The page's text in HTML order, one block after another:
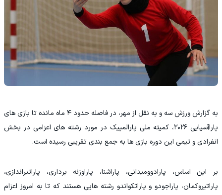
به گزارش ورزش سه و به نقل از مهر، در فاصله حدود ۴ ماه مانده تا بازی های
پاراآسیایی ۲۰۲۶، کمیته ملی پارالمپیک در مورد رشته های اعزامی در بخش
انفرادی و تیمی این دوره بازی ها به جمع بندی تقریبی رسیده است.
بر این اساس، پارادوومیدانی، پاراشنا، پاراوزنه برداری، پاراتیراندازی،
پاراتیروکمان، پاراجودو و پاراتکواندو رشته هایی هستند که تا به امروز اعزام